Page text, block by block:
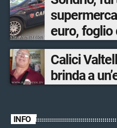
euro, foglio
Calici
brinda a
INFO